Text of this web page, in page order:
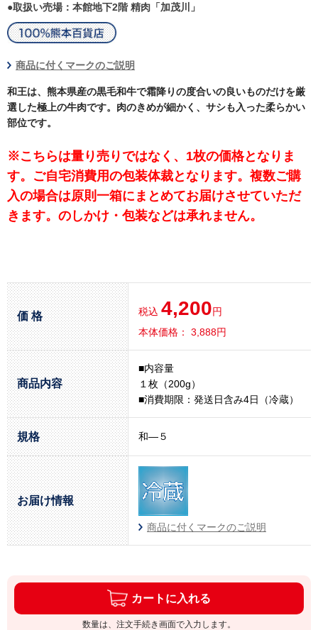
●取扱い売場：本館地下2階 精肉「加茂川」
商品に付くマークのご説明
和王は、熊本県産の黒毛和牛で霜降りの度合いの良いものだけを厳
選した極上の牛肉です。肉のきめが細かく、サシも入った柔らかい
部位です。
※こちらは量り売りではなく、1枚の価格となりま
す。ご自宅消費用の包装体裁となります。複数ご購
入の場合は原則一箱にまとめてお届けさせていただ
きます。のしかけ・包装などは承れません。
価 格 税込 4,200円
本体価格： 3,888円
商品内容
■内容量
１枚（200g）
■消費期限：発送日含み4日（冷蔵）
規格 和―５
お届け情報
商品に付くマークのご説明
カートに入れる
数量は、注文手続き画面で入力します。